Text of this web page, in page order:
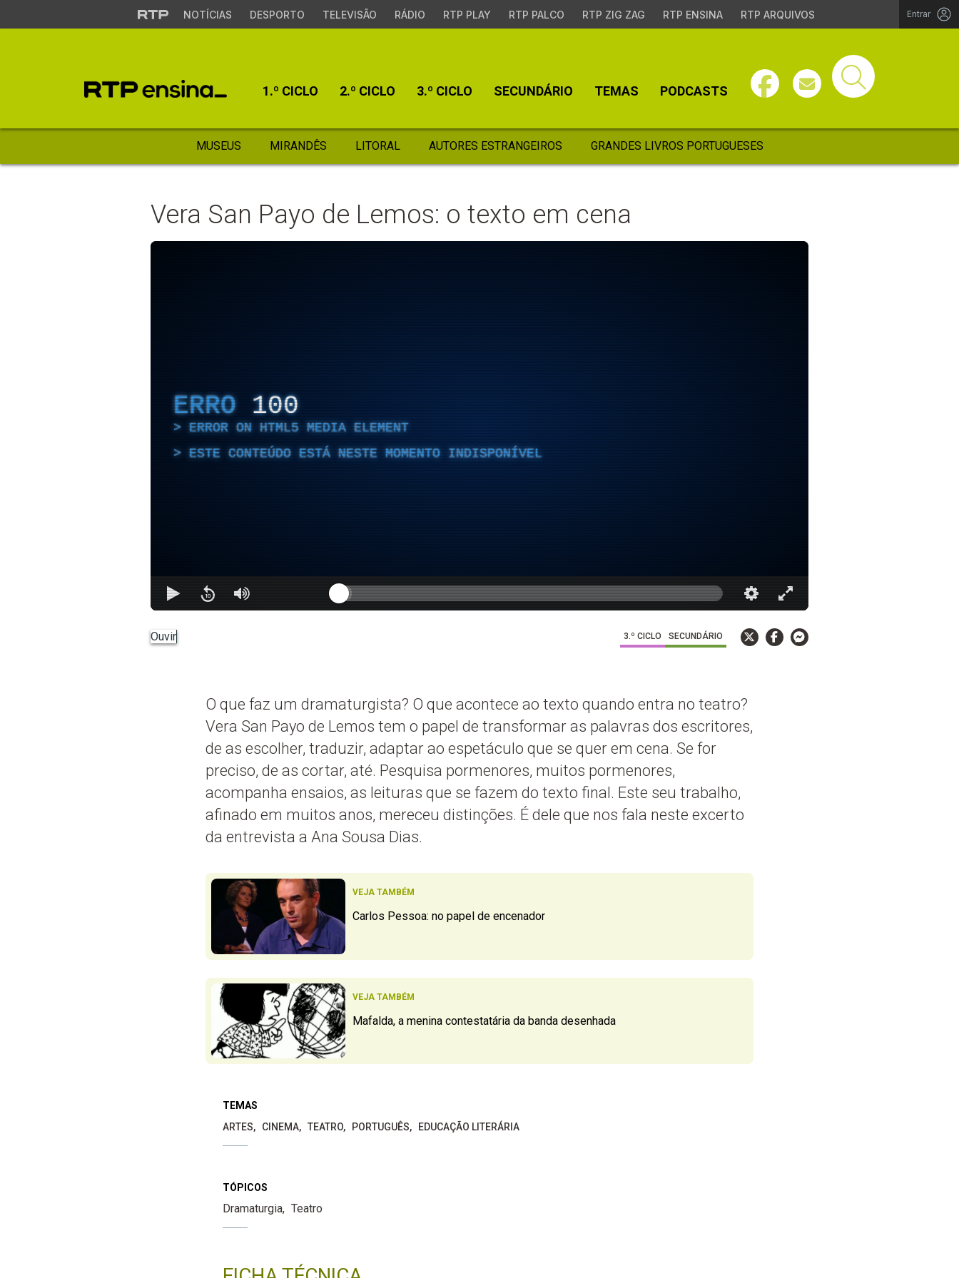
NOTÍCIAS DESPORTO TELEVISÃO RÁDIO RTP PLAY RTP PALCO RTP ZIG ZAG RTP ENSINA RTP ARQUIVOS Entrar
1.º CICLO 2.º CICLO 3.º CICLO SECUNDÁRIO TEMAS PODCASTS
MUSEUS MIRANDÊS LITORAL AUTORES ESTRANGEIROS GRANDES LIVROS PORTUGUESES
Vera San Payo de Lemos: o texto em cena
ERRO 100
ERROR ON HTML5 MEDIA ELEMENT
ESTE CONTEÚDO ESTÁ NESTE MOMENTO INDISPONÍVEL
Ouvir 3.º CICLO SECUNDÁRIO
O que faz um dramaturgista? O que acontece ao texto quando entra no teatro?
Vera San Payo de Lemos tem o papel de transformar as palavras dos escritores,
de as escolher, traduzir, adaptar ao espetáculo que se quer em cena. Se for
preciso, de as cortar, até. Pesquisa pormenores, muitos pormenores,
acompanha ensaios, as leituras que se fazem do texto final. Este seu trabalho,
afinado em muitos anos, mereceu distinções. É dele que nos fala neste excerto
da entrevista a Ana Sousa Dias.
VEJA TAMBÉM
Carlos Pessoa: no papel de encenador
VEJA TAMBÉM
Mafalda, a menina contestatária da banda desenhada
TEMAS
ARTES
CINEMA TEATRO PORTUGUÊS EDUCAÇÃO LITERÁRIA
TÓPICOS
Dramaturgia Teatro